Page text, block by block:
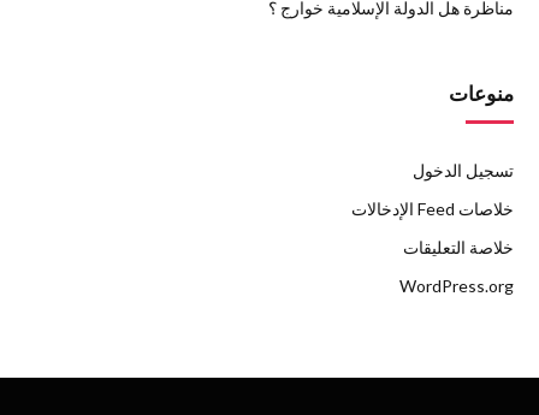
مناظرة هل الدولة الإسلامية خوارج ؟
منوعات
تسجيل الدخول
خلاصات Feed الإدخالات
خلاصة التعليقات
WordPress.org